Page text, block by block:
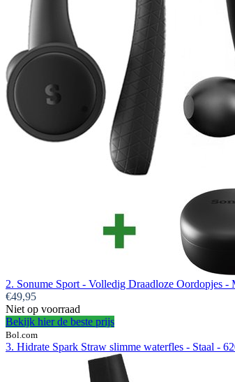
2. Sonume Sport - Volledig Draadloze Oordopjes
€49,95
Niet op voorraad
Bekijk hier de beste prijs
Bol.com
3. Hidrate Spark Straw slimme waterfles - Staal -